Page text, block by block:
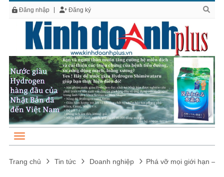
Đăng nhập Đăng ký
Trang chủ Tin tức Doanh nghiệp Phá vỡ mọi giới hạn –